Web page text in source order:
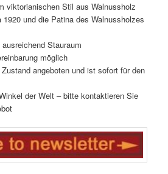
viktorianischen Stil aus Walnussholz
und die Patina des Walnussholzes
Stauraum
möglich
angeboten und ist sofort für den
der Welt – bitte kontaktieren Sie